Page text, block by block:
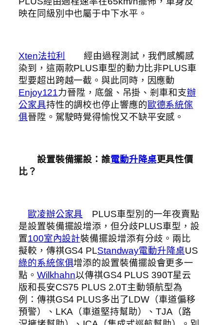
映在同級別中也屬于中下水平。
Xten法拉利
經由過程測試，我們感觸感
染到，這兩款PLUS車型的動力比非PLUS車
型要超出跨越一截。與此同時，因應動
Enjoy121力晉陞，底盤、吊掛、剎車和支辦
公家具持性的調校也停止響應的歐德系統傢
俱晉陞。駕駛時覺得愉悅又不缺平安感。
設置裝備擺設：誰電動升降桌更具性價
比？
歐凌辦公家具 PLUS車型別的一年夜賣點
是設置裝備擺設增添，但分歧PLUS車型，設
置100室內設計裝備擺設增添有分歧。兩比
擬較，傳祺GS4 PLStandway電動升降桌US
綠的系統傢俱增添的設置裝備擺設會更多一
點。 Wilkhahn以傳祺GS4 PLUS 390T星云
版和長安CS75 PLUS 2.0T主動領航型為
例：傳祺GS4 PLUS多出了LDW（車道偏移
預警）、LKA（車道堅持幫助）、TJA（路